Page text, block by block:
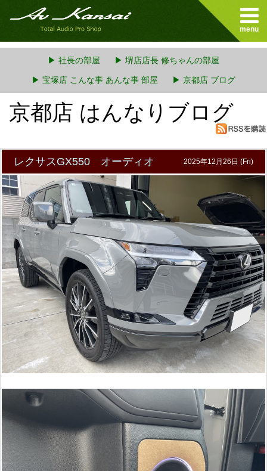
menu
▶ 社長の部屋 ▶ 堺店店長 修ちゃんの部屋
▶ 宝塚店 こんな事 あんな事 部屋 ▶ 京都店 ブログ
京都店 はんなりブログ
レクサスGX550 オーディオ 2025年12月26日 (Fri)